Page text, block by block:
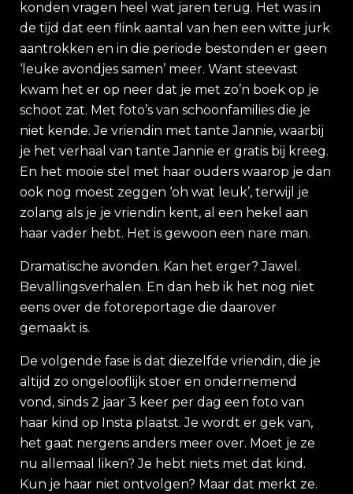
konden vragen heel wat jaren terug. Het was in
de tijd dat een flink aantal van hen een witte jurk
aantrokken en in die periode bestonden er geen
‘leuke avondjes samen’ meer. Want steevast
kwam het er op neer dat je met zo’n boek op je
schoot zat. Met foto’s van schoonfamilies die je
niet kende. Je vriendin met tante Jannie, waarbij
je het verhaal van tante Jannie er gratis bij kreeg.
En het mooie stel met haar ouders waarop je dan
ook nog moest zeggen ‘oh wat leuk’, terwijl je
zolang als je je vriendin kent, al een hekel aan
haar vader hebt. Het is gewoon een nare man.
Dramatische avonden. Kan het erger? Jawel.
Bevallingsverhalen. En dan heb ik het nog niet
eens over de fotoreportage die daarover
gemaakt is.
De volgende fase is dat diezelfde vriendin, die je
altijd zo ongelooflijk stoer en ondernemend
vond, sinds 2 jaar 3 keer per dag een foto van
haar kind op Insta plaatst. Je wordt er gek van,
het gaat nergens anders meer over. Moet je ze
nu allemaal liken? Je hebt niets met dat kind.
Kun je haar niet ontvolgen? Maar dat merkt ze.